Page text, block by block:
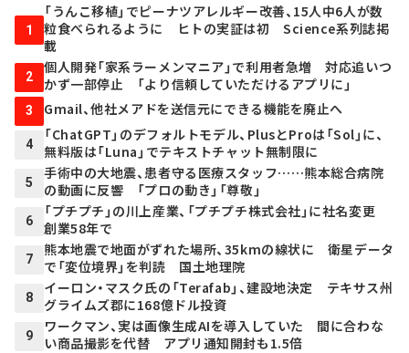
1
「うんこ移植」でピーナツアレルギー改善、15人中6人が数
粒食べられるように ヒトの実証は初 Science系列誌掲
載
2
個人開発「家系ラーメンマニア」で利用者急増 対応追いつ
かず一部停止 「より信頼していただけるアプリに」
3 Gmail、他社メアドを送信元にできる機能を廃止へ
4
「ChatGPT」のデフォルトモデル、PlusとProは「Sol」に、
無料版は「Luna」でテキストチャット無制限に
5
手術中の大地震、患者守る医療スタッフ……熊本総合病院
の動画に反響 「プロの動き」「尊敬」
6
「プチプチ」の川上産業、「プチプチ株式会社」に社名変更
創業58年で
7
熊本地震で地面がずれた場所、35kmの線状に 衛星データ
で「変位境界」を判読 国土地理院
8
イーロン・マスク氏の「Terafab」、建設地決定 テキサス州
グライムズ郡に168億ドル投資
9
ワークマン、実は画像生成AIを導入していた 間に合わな
い商品撮影を代替 アプリ通知開封も1.5倍